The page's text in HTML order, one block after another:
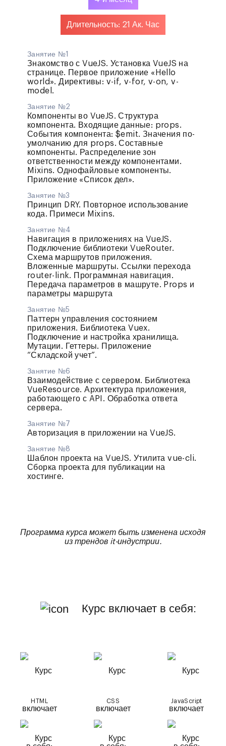
Длительность: 21 Ак. Час
Занятие №1
Знакомство с VueJS. Установка VueJS на
странице. Первое приложение «Hello
world». Директивы: v-if, v-for, v-on, v-
model.
Занятие №2
Компоненты во VueJS. Структура
компонента. Входящие данные: props.
События компонента: $emit. Значения по-
умолчанию для props. Составные
компоненты. Распределение зон
ответственности между компонентами.
Mixins. Однофайловые компоненты.
Приложение «Список дел».
Занятие №3
Принцип DRY. Повторное использование
кода. Примеси Mixins.
Занятие №4
Навигация в приложениях на VueJS.
Подключение библиотеки VueRouter.
Схема маршрутов приложения.
Вложенные маршруты. Ссылки перехода
router-link. Программная навигация.
Передача параметров в машруте. Props и
параметры маршрута
Занятие №5
Паттерн управления состоянием
приложения. Библиотека Vuex.
Подключение и настройка хранилища.
Мутации. Геттеры. Приложение
“Складской учет”.
Занятие №6
Взаимодействие с сервером. Библиотека
VueResource. Архитектура приложения,
работающего с API. Обработка ответа
сервера.
Занятие №7
Авторизация в приложении на VueJS.
Занятие №8
Шаблон проекта на VueJS. Утилита vue-cli.
Сборка проекта для публикации на
хостинге.
Программа курса может быть изменена исходя
из трендов it-индустрии.
Курс включает в себя:
HTML CSS JavaScript